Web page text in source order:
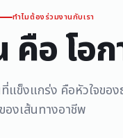
ทำไมต้องร่วมงานกับเรา
คือ โอ
แข็งแกร่ง คือหัวใจข
ของเส้นทางอาชีพ